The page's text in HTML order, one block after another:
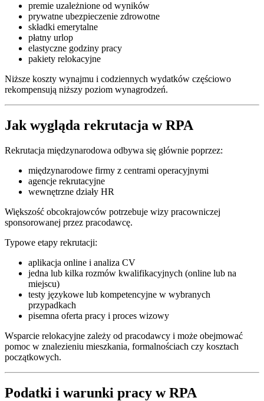
premie uzależnione od wyników
prywatne ubezpieczenie zdrowotne
składki emerytalne
płatny urlop
elastyczne godziny pracy
pakiety relokacyjne
Niższe koszty wynajmu i codziennych wydatków częściowo
rekompensują niższy poziom wynagrodzeń.
Jak wygląda rekrutacja w RPA
Rekrutacja międzynarodowa odbywa się głównie poprzez:
międzynarodowe firmy z centrami operacyjnymi
agencje rekrutacyjne
wewnętrzne działy HR
Większość obcokrajowców potrzebuje wizy pracowniczej
sponsorowanej przez pracodawcę.
Typowe etapy rekrutacji:
aplikacja online i analiza CV
jedna lub kilka rozmów kwalifikacyjnych (online lub na
miejscu)
testy językowe lub kompetencyjne w wybranych
przypadkach
pisemna oferta pracy i proces wizowy
Wsparcie relokacyjne zależy od pracodawcy i może obejmować
pomoc w znalezieniu mieszkania, formalnościach czy kosztach
początkowych.
Podatki i warunki pracy w RPA